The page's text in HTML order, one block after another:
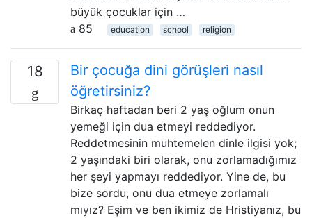
büyük çocuklar için …
85
education school religion
18
Bir çocuğa dini görüşleri nasıl
öğretirsiniz?
Birkaç haftadan beri 2 yaş oğlum onun
yemeği için dua etmeyi reddediyor.
Reddetmesinin muhtemelen dinle ilgisi yok;
2 yaşındaki biri olarak, onu zorlamadığımız
her şeyi yapmayı reddediyor. Yine de, bu
bize sordu, onu dua etmeye zorlamalı
mıyız? Eşim ve ben ikimiz de Hristiyanız, bu